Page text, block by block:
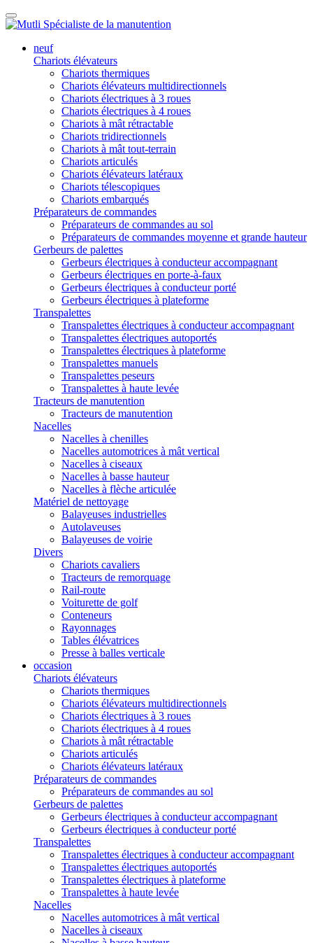
neuf
Chariots élévateurs
Chariots thermiques
Chariots élévateurs multidirectionnels
Chariots électriques à 3 roues
Chariots électriques à 4 roues
Chariots à mât rétractable
Chariots tridirectionnels
Chariots à mât tout-terrain
Chariots articulés
Chariots élévateurs latéraux
Chariots télescopiques
Chariots embarqués
Préparateurs de commandes
Préparateurs de commandes au sol
Préparateurs de commandes moyenne et grande hauteur
Gerbeurs de palettes
Gerbeurs électriques à conducteur accompagnant
Gerbeurs électriques en porte-à-faux
Gerbeurs électriques à conducteur porté
Gerbeurs électriques à plateforme
Transpalettes
Transpalettes électriques à conducteur accompagnant
Transpalettes électriques autoportés
Transpalettes électriques à plateforme
Transpalettes manuels
Transpalettes peseurs
Transpalettes à haute levée
Tracteurs de manutention
Tracteurs de manutention
Nacelles
Nacelles à chenilles
Nacelles automotrices à mât vertical
Nacelles à ciseaux
Nacelles à basse hauteur
Nacelles à flèche articulée
Matériel de nettoyage
Balayeuses industrielles
Autolaveuses
Balayeuses de voirie
Divers
Chariots cavaliers
Tracteurs de remorquage
Rail-route
Voiturette de golf
Conteneurs
Rayonnages
Tables élévatrices
Presse à balles verticale
occasion
Chariots élévateurs
Chariots thermiques
Chariots élévateurs multidirectionnels
Chariots électriques à 3 roues
Chariots électriques à 4 roues
Chariots à mât rétractable
Chariots articulés
Chariots élévateurs latéraux
Préparateurs de commandes
Préparateurs de commandes au sol
Gerbeurs de palettes
Gerbeurs électriques à conducteur accompagnant
Gerbeurs électriques à conducteur porté
Transpalettes
Transpalettes électriques à conducteur accompagnant
Transpalettes électriques autoportés
Transpalettes électriques à plateforme
Transpalettes à haute levée
Nacelles
Nacelles automotrices à mât vertical
Nacelles à ciseaux